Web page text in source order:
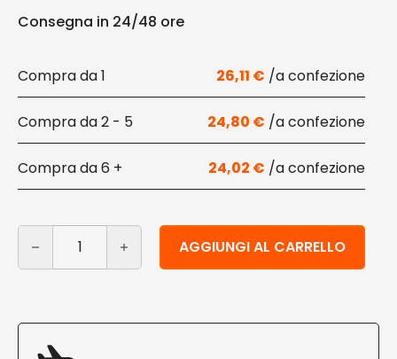
Consegna in 24/48 ore
1 26,11 €
2 - 5 24,80 €
6 + 24,02 €
Ciotole per minestra Kraft e PLA ml 350 100 pz
AGGIUNGI AL CARRELLO
Alternative: